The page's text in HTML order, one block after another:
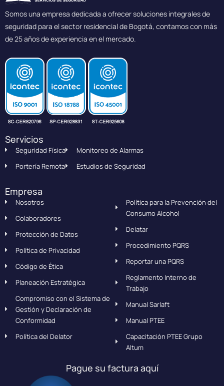
Somos una empresa dedicada a ofrecer soluciones integrales de
seguridad para el sector residencial de Bogotá, contamos con más
de 25 años de experiencia en el mercado.
Servicios
Seguridad Física
Portería Remota
Monitoreo de Alarmas
Estudios de Seguridad
Empresa
Nosotros
Colaboradores
Protección de Datos
Política de Privacidad
Código de Ética
Planeación Estratégica
Compromiso con el Sistema de
Gestión y Declaración de
Conformidad
Política del Delator
Política para la Prevención del
Consumo Alcohol
Delatar
Procedimiento PQRS
Reportar una PQRS
Reglamento Interno de
Trabajo
Manual Sarlaft
Manual PTEE
Capacitación PTEE Grupo
Altum
Pague su factura aquí